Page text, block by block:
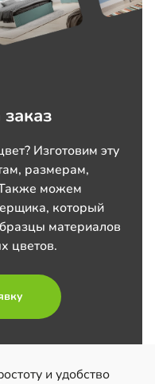
Изготовим эту
размерам,
можем
который
материалов
цветов.
и удобство